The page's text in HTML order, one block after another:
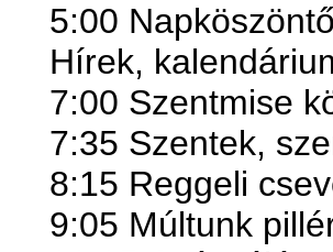
5:00 Napköszöntő
Hírek,
7:00 Szentmise
7:35 Szentek,
8:15 Reggeli
9:05 Múltunk